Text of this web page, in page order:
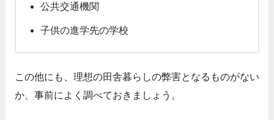
公共交通機関
子供の進学先の学校
この他にも、理想の田舎暮らしの弊害となるものがない
か、事前によく調べておきましょう。